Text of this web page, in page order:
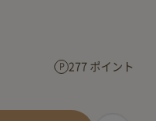
277 ポイント